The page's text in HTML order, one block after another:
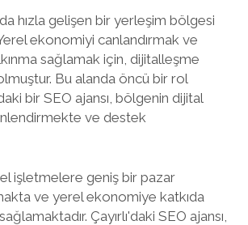
hızla gelişen bir yerleşim bölgesi
ekonomiyi canlandırmak ve
sağlamak için, dijitalleşme
Bu alanda öncü bir rol
bir SEO ajansı, bölgenin dijital
ve destek
işletmelere geniş bir pazar
ve yerel ekonomiye katkıda
Çayırlı'daki SEO ajansı,